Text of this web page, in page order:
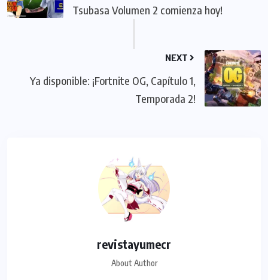
Tsubasa Volumen 2 comienza hoy!
NEXT
Ya disponible: ¡Fortnite OG, Capítulo 1,
Temporada 2!
revistayumecr
About Author